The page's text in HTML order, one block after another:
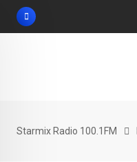
Skip
Starmix Radio 100.1FM